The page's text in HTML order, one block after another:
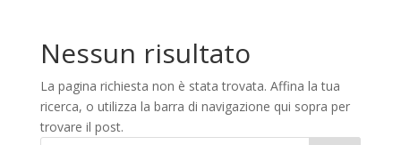
Nessun risultato
La pagina richiesta non è stata trovata. Affina la tua
ricerca, o utilizza la barra di navigazione qui sopra per
trovare il post.